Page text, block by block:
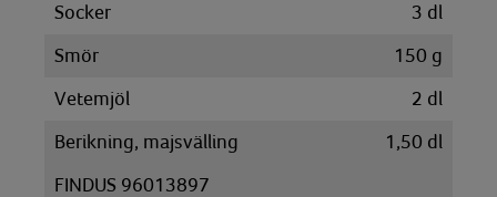
Socker
3 dl
Smör
150 g
Vetemjöl
2 dl
Berikning, majsvälling
FINDUS 96013897
1,50 dl